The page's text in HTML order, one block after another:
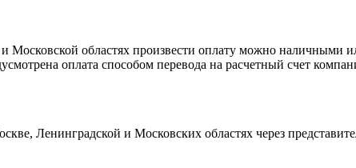
областях произвести оплату можно наличными
оплата способом перевода на расчетный счет
Ленинградской и Московских областях через